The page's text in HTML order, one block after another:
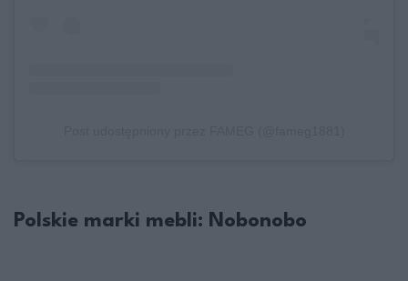
Polskie marki mebli: Nobonobo